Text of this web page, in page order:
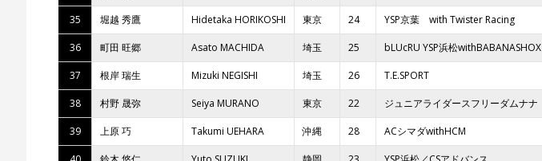
35 堀越 秀鷹 Hidetaka HORIKOSHI 東京 24 YSP京葉 with Twister Racing
36 町田 旺郷 Asato MACHIDA 埼玉 25 bLUcRU YSP浜松withBABANASHOX
37 根岸 瑞生 Mizuki NEGISHI 埼玉 26 T.E.SPORT
38 村野 晟弥 Seiya MURANO 東京 22 ジュニアライダースフリーダムナナ
39 上原 巧 Takumi UEHARA 沖縄 28 ACシマダwithHCM